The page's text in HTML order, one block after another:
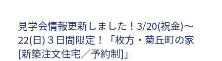
見学会情報更新しました！3/20(祝金)～
22(日)３日間限定！「枚方・菊丘町の家
[新築注文住宅／予約制]」